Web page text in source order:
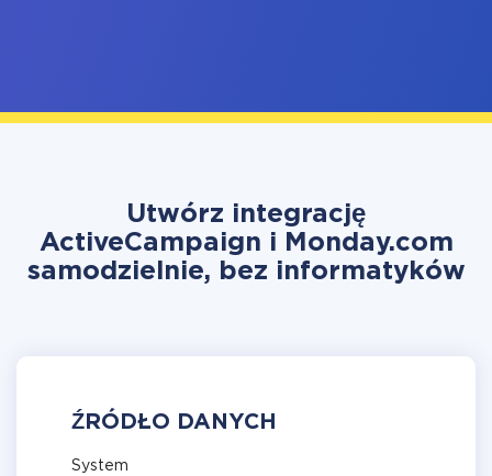
Utwórz integrację
ActiveCampaign i Monday.com
samodzielnie, bez informatyków
ŹRÓDŁO DANYCH
System